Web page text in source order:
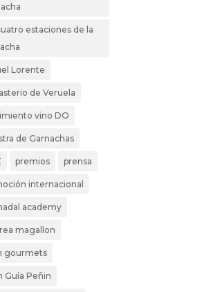
estaciones de la
Lorente
de Veruela
vino DO
de Garnachas
premios prensa
internacional
academy
magallon
gourmets
Guía Peñin